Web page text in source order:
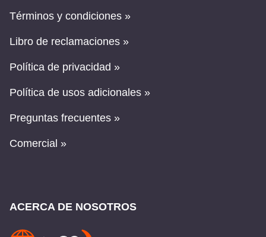
Términos y condiciones »
Libro de reclamaciones »
Política de privacidad »
Política de usos adicionales »
Preguntas frecuentes »
Comercial »
ACERCA DE NOSOTROS